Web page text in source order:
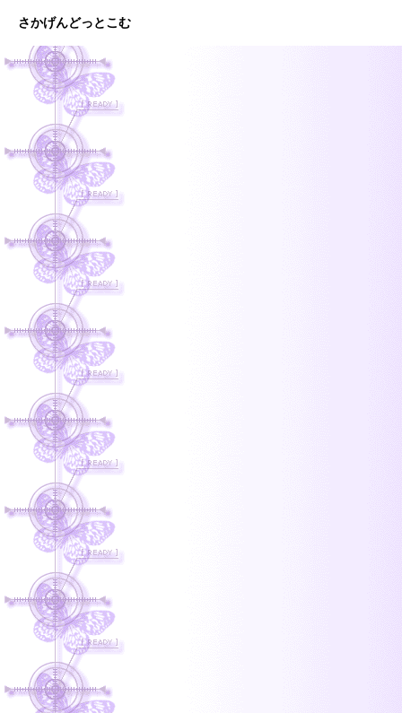
さかげんどっとこむ